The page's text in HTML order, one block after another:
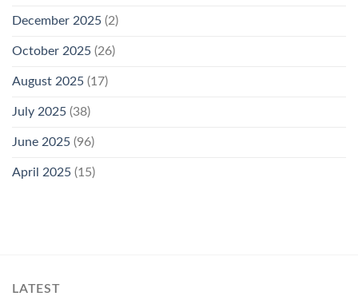
December 2025 (2)
October 2025 (26)
August 2025 (17)
July 2025 (38)
June 2025 (96)
April 2025 (15)
LATEST